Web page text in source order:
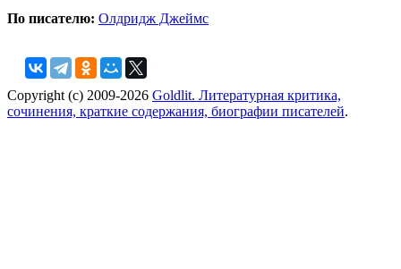
По писателю: Олдридж Джеймс
Copyright (c) 2009-2026 Goldlit. Литературная критика,
сочинения, краткие содержания, биографии писателей.